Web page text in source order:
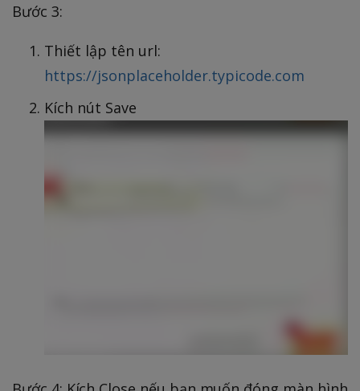
Bước 3:
Thiết lập tên url:
https://jsonplaceholder.typicode.com
Kích nút Save